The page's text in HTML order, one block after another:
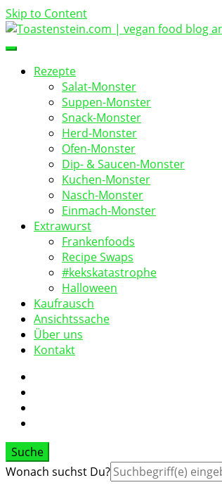
Skip to Content
Toastenstein.com
vegan food blog
Rezepte
Salat-Monster
Suppen-Monster
Snack-Monster
Herd-Monster
Ofen-Monster
Dip- & Saucen-Monster
Kuchen-Monster
Nasch-Monster
Einmach-Monster
Extrawurst
Frankenfoods
Recipe Swaps
#kekskatastrophe
Halloween
Kaufrausch
Ansichtssache
Über uns
Kontakt
Suche
Suche
Wonach suchst Du?